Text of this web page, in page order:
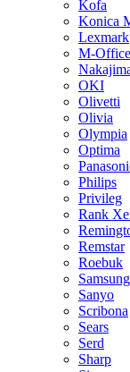
Kofa
Konica
Lexmark
M-Office
OKI
Olivetti
Olivia
Olympia
Optima
Philips
Privileg
Rank
Remstar
Roebuk
Samsung
Sanyo
Scribona
Sears
Serd
Sharp